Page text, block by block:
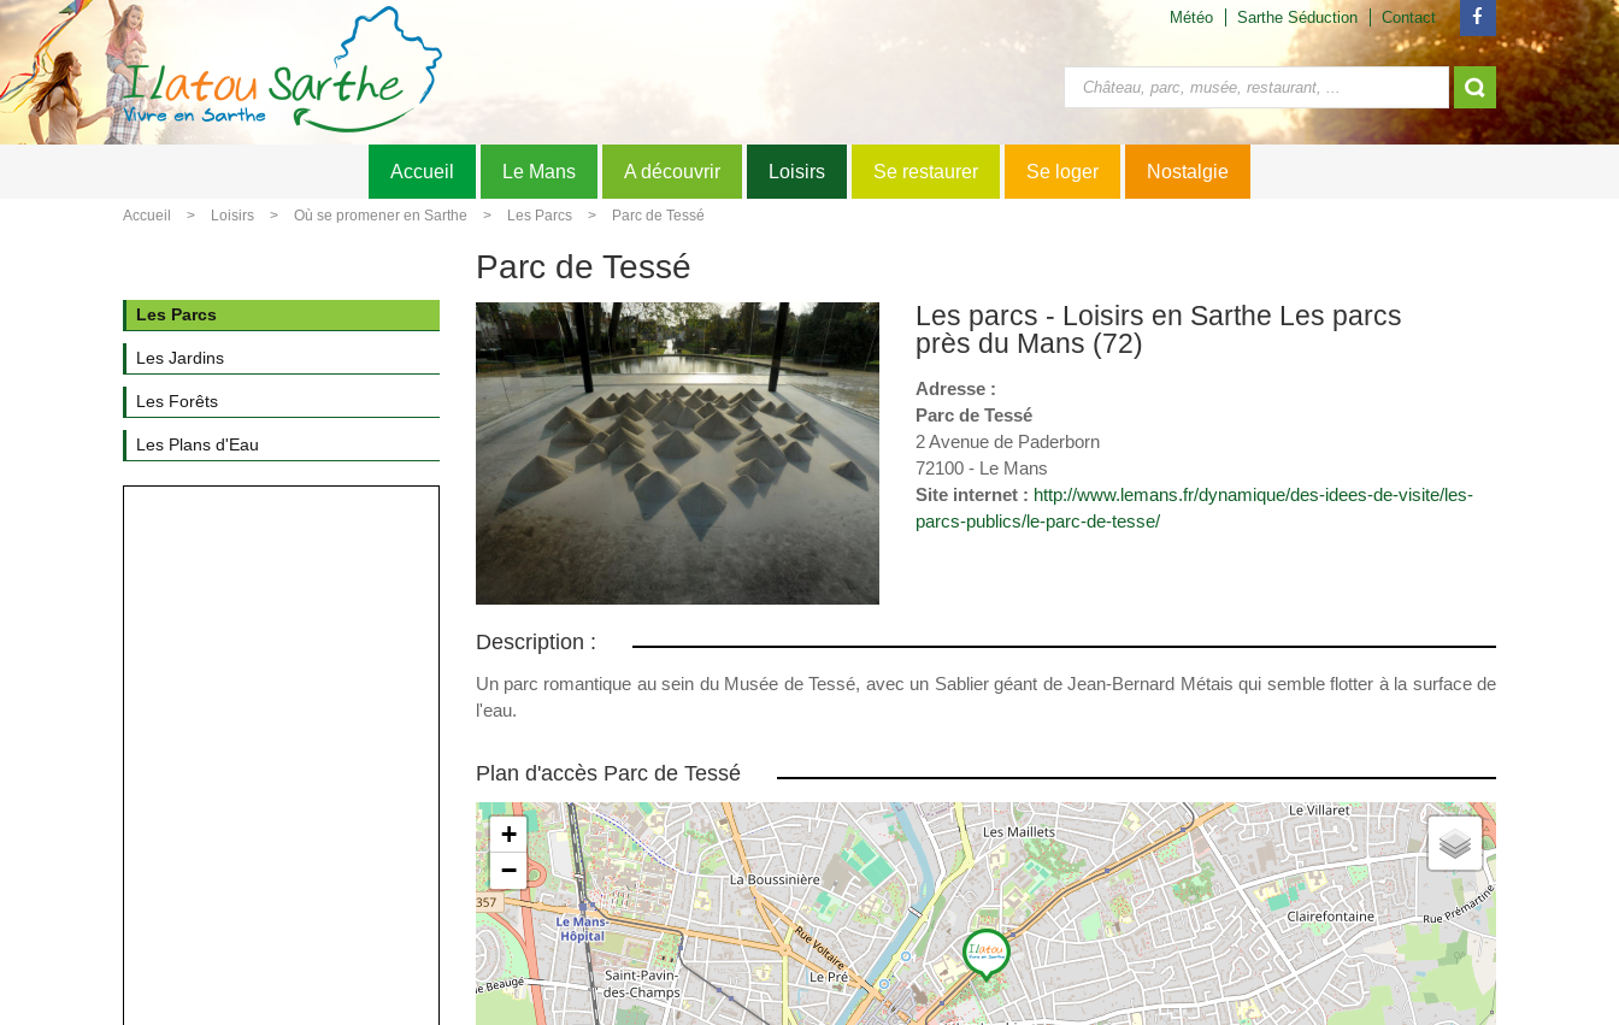
Météo Sarthe Séduction Contact
Accueil Le Mans A découvrir Loisirs Se restaurer Se loger Nostalgie
Accueil Loisirs Où se promener en Sarthe Les Parcs Parc de Tessé
Parc de Tessé
Les parcs - Loisirs en Sarthe Les parcs
près du Mans (72)
Adresse :
Parc de Tessé
2 Avenue de Paderborn
72100 - Le Mans
Site internet : http://www.lemans.fr/dynamique/des-idees-de-visite/les-
parcs-publics/le-parc-de-tesse/
Description :
Un parc romantique au sein du Musée de Tessé, avec un Sablier géant de Jean-Bernard Métais qui semble flotter à la surface de
l'eau.
Plan d'accès Parc de Tessé
+
−
Les Parcs
Les Jardins
Les Forêts
Les Plans d'Eau